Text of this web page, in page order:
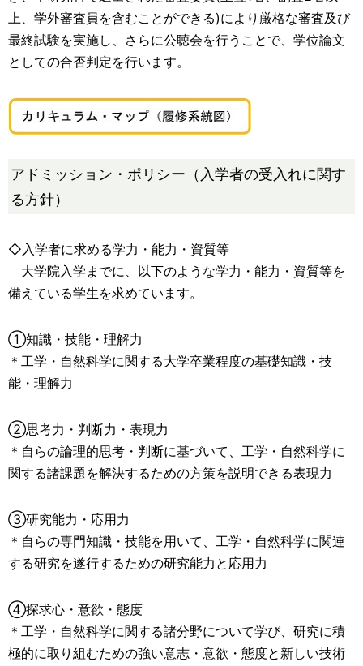
上、学外審査員を含むことができる)により厳格な審査及び
最終試験を実施し、さらに公聴会を行うことで、学位論文
としての合否判定を行います。
アドミッション・ポリシー（入学者の受入れに関す
る方針）
◇入学者に求める学力・能力・資質等
大学院入学までに、以下のような学力・能力・資質等を
備えている学生を求めています。
①知識・技能・理解力
＊工学・自然科学に関する大学卒業程度の基礎知識・技
能・理解力
②思考力・判断力・表現力
＊自らの論理的思考・判断に基づいて、工学・自然科学に
関する諸課題を解決するための方策を説明できる表現力
③研究能力・応用力
＊自らの専門知識・技能を用いて、工学・自然科学に関連
する研究を遂行するための研究能力と応用力
④探求心・意欲・態度
＊工学・自然科学に関する諸分野について学び、研究に積
極的に取り組むための強い意志・意欲・態度と新しい技術